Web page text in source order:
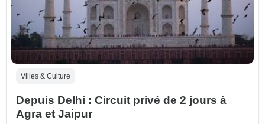
Villes & Culture
Depuis Delhi : Circuit privé de 2 jours à
Agra et Jaipur